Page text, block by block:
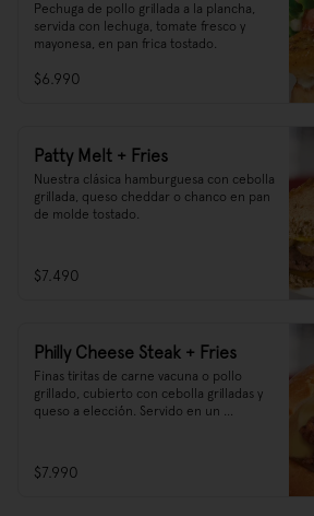
Pechuga de pollo grillada a la plancha,
servida con lechuga, tomate fresco y
mayonesa, en pan frica tostado.
$6.990
Patty Melt + Fries
Nuestra clásica hamburguesa con cebolla
grillada, queso cheddar o chanco en pan
de molde tostado.
$7.490
Philly Cheese Steak + Fries
Finas tiritas de carne vacuna o pollo
grillado, cubierto con cebolla grilladas y
queso a elección. Servido en un
$7.990